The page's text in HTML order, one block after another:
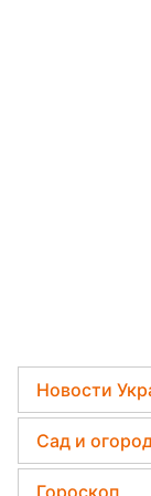
Новости
Пенсии в
Сад и
Садовод
Гороскоп